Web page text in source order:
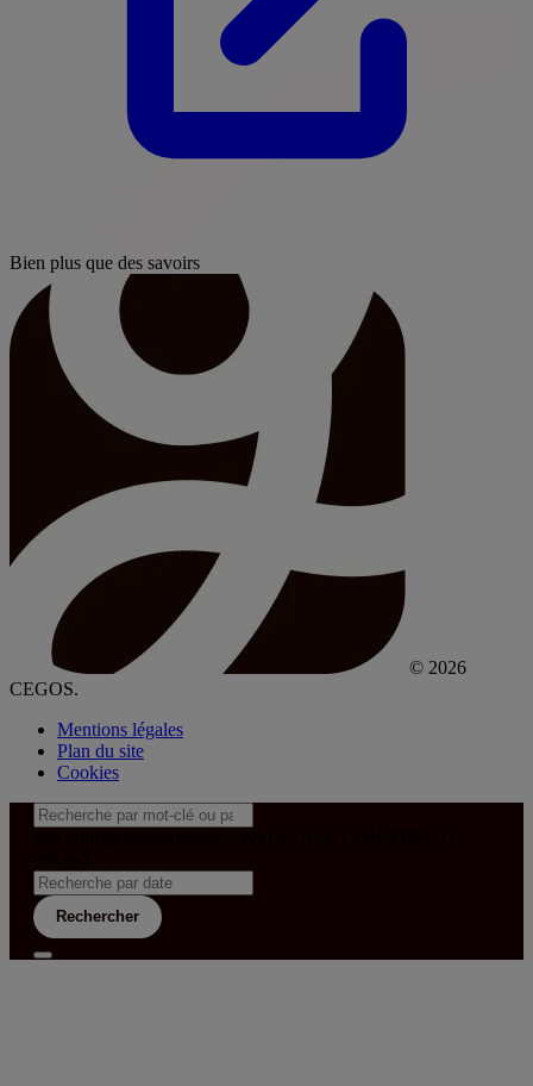
Bien plus que des savoirs
© 2026
CEGOS.
Mentions légales
Plan du site
Cookies
Rechercher